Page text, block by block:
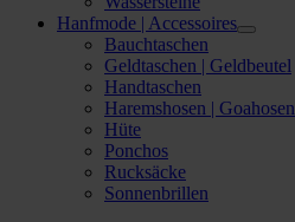
Hanfmode | Accessoires
Bauchtaschen
Geldtaschen | Geldbeutel
Handtaschen
Haremshosen | Goahosen
Hüte
Ponchos
Rucksäcke
Sonnenbrillen